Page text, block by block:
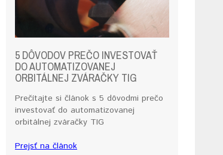
5 DÔVODOV PREČO INVESTOVAŤ
DO AUTOMATIZOVANEJ
ORBITÁLNEJ ZVÁRAČKY TIG
Prečítajte si článok s 5 dôvodmi prečo
investovať do automatizovanej
orbitálnej zváračky TIG
Prejsť na článok